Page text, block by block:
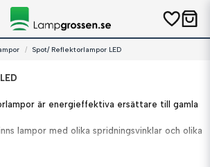
Spot/ Reflektorlampor LED
är energieffektiva ersättare till gamla
lampor med olika spridningsvinklar och olika